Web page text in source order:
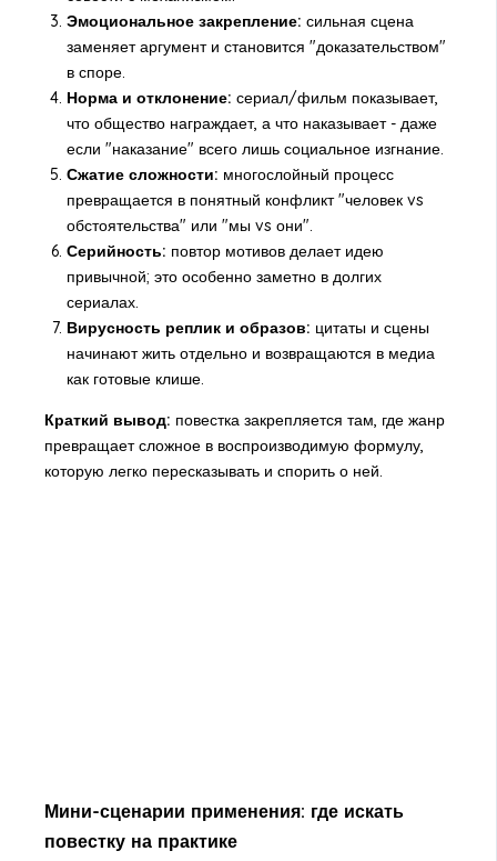
Эмоциональное закрепление: сильная сцена
заменяет аргумент и становится "доказательством"
в споре.
Норма и отклонение: сериал/фильм показывает,
что общество награждает, а что наказывает - даже
если "наказание" всего лишь социальное изгнание.
Сжатие сложности: многослойный процесс
превращается в понятный конфликт "человек vs
обстоятельства" или "мы vs они".
Серийность: повтор мотивов делает идею
привычной; это особенно заметно в долгих
сериалах.
Вирусность реплик и образов: цитаты и сцены
начинают жить отдельно и возвращаются в медиа
как готовые клише.
Краткий вывод: повестка закрепляется там, где жанр
превращает сложное в воспроизводимую формулу,
которую легко пересказывать и спорить о ней.
Мини-сценарии применения: где искать
повестку на практике